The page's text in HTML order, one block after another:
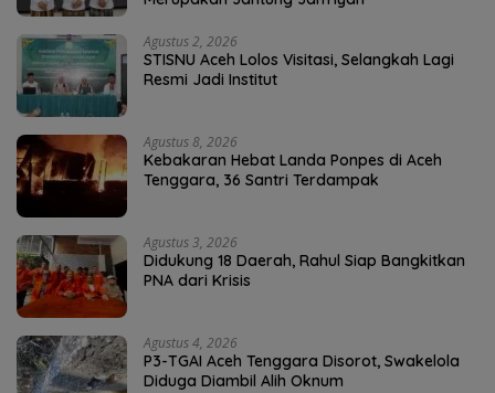
Agustus 2, 2026
STISNU Aceh Lolos Visitasi, Selangkah Lagi
Resmi Jadi Institut
Agustus 8, 2026
Kebakaran Hebat Landa Ponpes di Aceh
Tenggara, 36 Santri Terdampak
Agustus 3, 2026
Didukung 18 Daerah, Rahul Siap Bangkitkan
PNA dari Krisis
Agustus 4, 2026
P3-TGAI Aceh Tenggara Disorot, Swakelola
Diduga Diambil Alih Oknum